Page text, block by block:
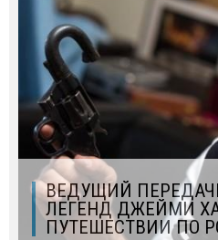
ВЕДУЩИЙ
ЛЕГЕНД ДЖЕЙМИ
ПУТЕШЕСТВИИ ПО